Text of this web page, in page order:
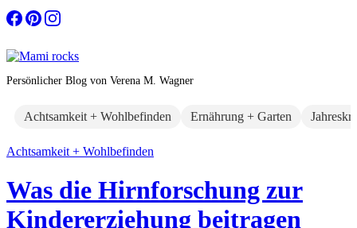
Zum
Inhalt
Persönlicher Blog von Verena M. Wagner
Achtsamkeit + Wohlbefinden Ernährung + Garten
Achtsamkeit + Wohlbefinden
Was die Hirnforschung zur
Kindererziehung beitragen